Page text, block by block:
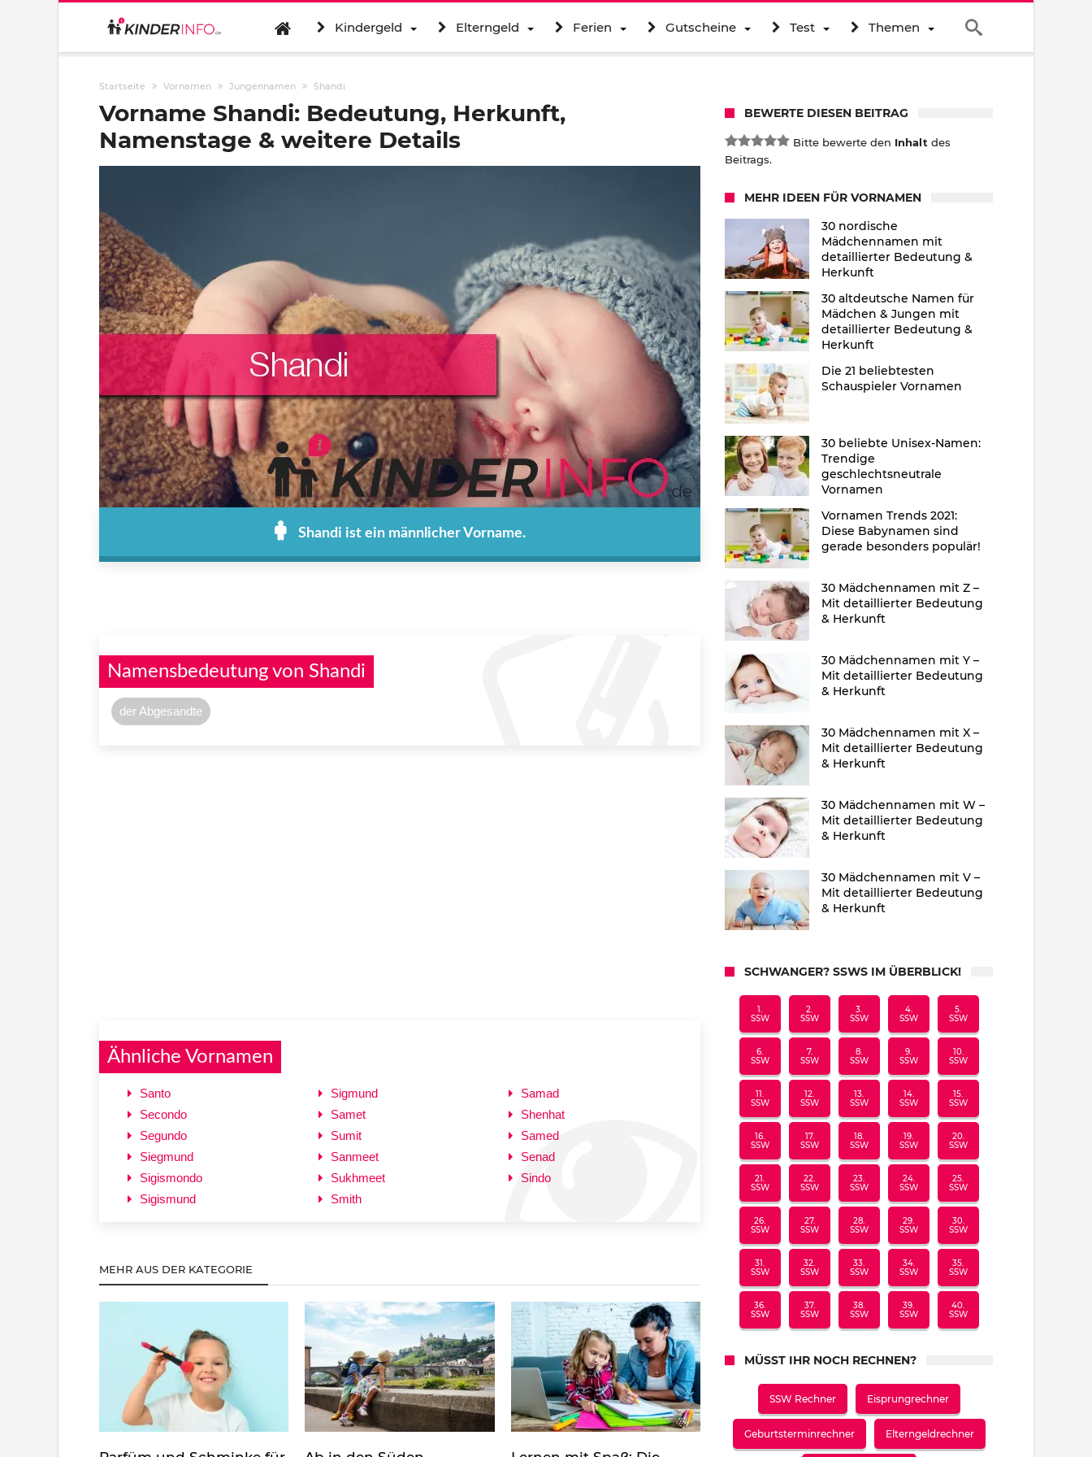
Kindergeld Elterngeld Ferien Gutscheine Test Themen
Startseite Vornamen Jungennamen Shandi
Vorname Shandi: Bedeutung, Herkunft,
Namenstage & weitere Details
Shandi ist ein männlicher Vorname.
Namensbedeutung von Shandi
der Abgesandte
Ähnliche Vornamen
Santo
Secondo
Segundo
Siegmund
Sigismondo
Sigismund
Sigmund
Samet
Sumit
Sanmeet
Sukhmeet
Smith
Samad
Shenhat
Samed
Senad
Sindo
MEHR AUS DER KATEGORIE
BEWERTE DIESEN BEITRAG
Bitte bewerte den Inhalt des
Beitrags.
MEHR IDEEN FÜR VORNAMEN
30 nordische
Mädchennamen mit
detaillierter Bedeutung &
Herkunft
30 altdeutsche Namen für
Mädchen & Jungen mit
detaillierter Bedeutung &
Herkunft
Die 21 beliebtesten
Schauspieler Vornamen
30 beliebte Unisex-Namen:
Trendige
geschlechtsneutrale
Vornamen
Vornamen Trends 2021:
Diese Babynamen sind
gerade besonders populär!
30 Mädchennamen mit Z –
Mit detaillierter Bedeutung
& Herkunft
30 Mädchennamen mit Y –
Mit detaillierter Bedeutung
& Herkunft
30 Mädchennamen mit X –
Mit detaillierter Bedeutung
& Herkunft
30 Mädchennamen mit W –
Mit detaillierter Bedeutung
& Herkunft
30 Mädchennamen mit V –
Mit detaillierter Bedeutung
& Herkunft
SCHWANGER? SSWS IM ÜBERBLICK!
1.
SSW
2.
SSW
3.
SSW
4.
SSW
5.
SSW
6.
SSW
7.
SSW
8.
SSW
9.
SSW
10.
SSW
11.
SSW
12.
SSW
13.
SSW
14.
SSW
15.
SSW
16.
SSW
17.
SSW
18.
SSW
19.
SSW
20.
SSW
21.
SSW
22.
SSW
23.
SSW
24.
SSW
25.
SSW
26.
SSW
27.
SSW
28.
SSW
29.
SSW
30.
SSW
31.
SSW
32.
SSW
33.
SSW
34.
SSW
35.
SSW
36.
SSW
37.
SSW
38.
SSW
39.
SSW
40.
SSW
MÜSST IHR NOCH RECHNEN?
SSW Rechner Eisprungrechner
Geburtsterminrechner Elterngeldrechner